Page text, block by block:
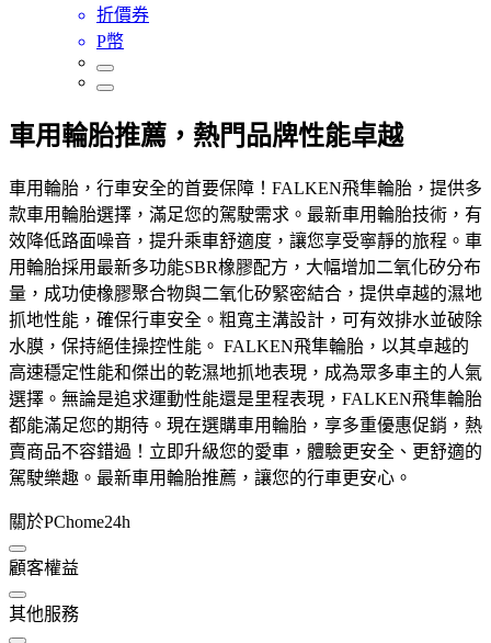
折價券
P幣
車用輪胎推薦，熱門品牌性能卓越
車用輪胎，行車安全的首要保障！FALKEN飛隼輪胎，提供多
款車用輪胎選擇，滿足您的駕駛需求。最新車用輪胎技術，有
效降低路面噪音，提升乘車舒適度，讓您享受寧靜的旅程。車
用輪胎採用最新多功能SBR橡膠配方，大幅增加二氧化矽分布
量，成功使橡膠聚合物與二氧化矽緊密結合，提供卓越的濕地
抓地性能，確保行車安全。粗寬主溝設計，可有效排水並破除
水膜，保持絕佳操控性能。 FALKEN飛隼輪胎，以其卓越的
高速穩定性能和傑出的乾濕地抓地表現，成為眾多車主的人氣
選擇。無論是追求運動性能還是里程表現，FALKEN飛隼輪胎
都能滿足您的期待。現在選購車用輪胎，享多重優惠促銷，熱
賣商品不容錯過！立即升級您的愛車，體驗更安全、更舒適的
駕駛樂趣。最新車用輪胎推薦，讓您的行車更安心。
關於PChome24h
顧客權益
其他服務